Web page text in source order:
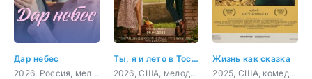
Дар небес
2026, Россия, мелодрама
Ты, я и лето в Тоскане
2026, США, мелодрама, комедия
Жизнь как сказка
2025, США, комедия